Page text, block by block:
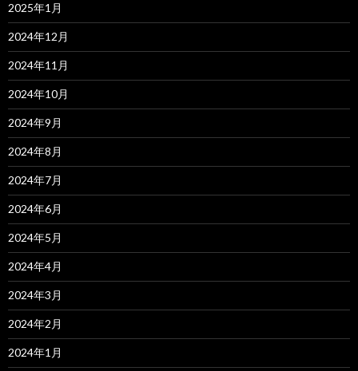
2025年1月
2024年12月
2024年11月
2024年10月
2024年9月
2024年8月
2024年7月
2024年6月
2024年5月
2024年4月
2024年3月
2024年2月
2024年1月